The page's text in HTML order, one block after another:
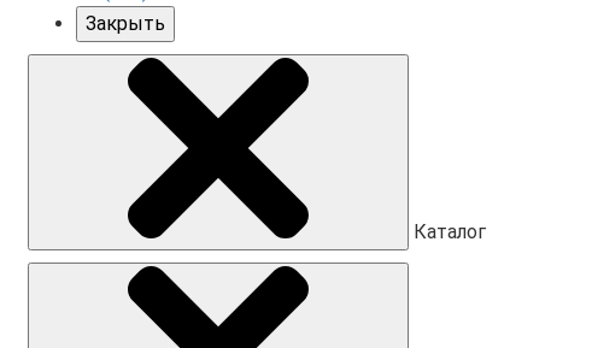
Закрыть
Каталог